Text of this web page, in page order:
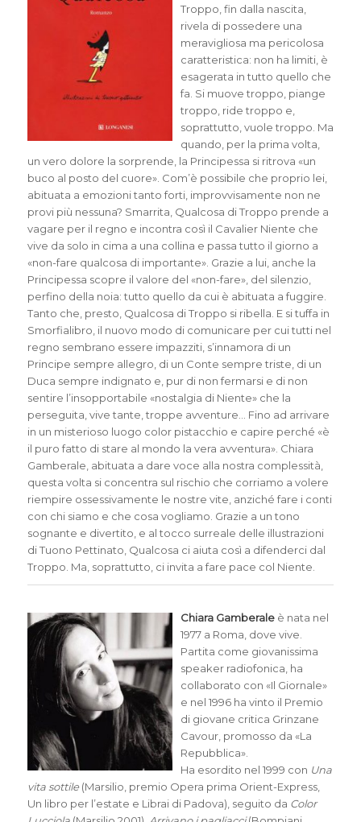
Troppo, fin dalla nascita,
rivela di possedere una
meravigliosa ma pericolosa
caratteristica: non ha limiti, è
esagerata in tutto quello che
fa. Si muove troppo, piange
troppo, ride troppo e,
soprattutto, vuole troppo. Ma
quando, per la prima volta,
un vero dolore la sorprende, la Principessa si ritrova «un
buco al posto del cuore». Com’è possibile che proprio lei,
abituata a emozioni tanto forti, improvvisamente non ne
provi più nessuna? Smarrita, Qualcosa di Troppo prende a
vagare per il regno e incontra così il Cavalier Niente che
vive da solo in cima a una collina e passa tutto il giorno a
«non-fare qualcosa di importante». Grazie a lui, anche la
Principessa scopre il valore del «non-fare», del silenzio,
perfino della noia: tutto quello da cui è abituata a fuggire.
Tanto che, presto, Qualcosa di Troppo si ribella. E si tuffa in
Smorfialibro, il nuovo modo di comunicare per cui tutti nel
regno sembrano essere impazziti, s’innamora di un
Principe sempre allegro, di un Conte sempre triste, di un
Duca sempre indignato e, pur di non fermarsi e di non
sentire l’insopportabile «nostalgia di Niente» che la
perseguita, vive tante, troppe avventure… Fino ad arrivare
in un misterioso luogo color pistacchio e capire perché «è
il puro fatto di stare al mondo la vera avventura». Chiara
Gamberale, abituata a dare voce alla nostra complessità,
questa volta si concentra sul rischio che corriamo a volere
riempire ossessivamente le nostre vite, anziché fare i conti
con chi siamo e che cosa vogliamo. Grazie a un tono
sognante e divertito, e al tocco surreale delle illustrazioni
di Tuono Pettinato, Qualcosa ci aiuta così a difenderci dal
Troppo. Ma, soprattutto, ci invita a fare pace col Niente.
Chiara Gamberaleè nata nel
1977 a Roma, dove vive.
Partita come giovanissima
speaker radiofonica, ha
collaborato con «Il Giornale»
e nel 1996 ha vinto il Premio
di giovane critica Grinzane
Cavour, promosso da «La
Repubblica».
Ha esordito nel 1999 con Una
vita sottile(Marsilio, premio Opera prima Orient-Express,
Un libro per l’estate e Librai di Padova), seguito da Color